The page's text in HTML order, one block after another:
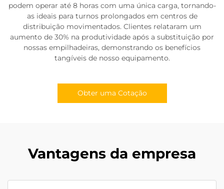
podem operar até 8 horas com uma única carga, tornando-
as ideais para turnos prolongados em centros de
distribuição movimentados. Clientes relataram um
aumento de 30% na produtividade após a substituição por
nossas empilhadeiras, demonstrando os benefícios
tangíveis de nosso equipamento.
Obter uma Cotação
Vantagens da empresa